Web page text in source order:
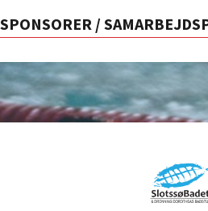
SPONSORER /